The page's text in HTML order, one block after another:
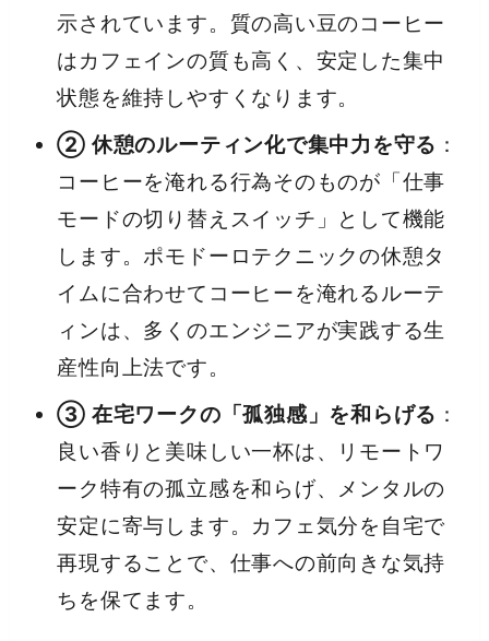
示されています。質の高い豆のコーヒー
はカフェインの質も高く、安定した集中
状態を維持しやすくなります。
② 休憩のルーティン化で集中力を守る ：
コーヒーを淹れる行為そのものが「仕事
モードの切り替えスイッチ」として機能
します。ポモドーロテクニックの休憩タ
イムに合わせてコーヒーを淹れるルーテ
ィンは、多くのエンジニアが実践する生
産性向上法です。
③ 在宅ワークの「孤独感」を和らげる ：
良い香りと美味しい一杯は、リモートワ
ーク特有の孤立感を和らげ、メンタルの
安定に寄与します。カフェ気分を自宅で
再現することで、仕事への前向きな気持
ちを保てます。